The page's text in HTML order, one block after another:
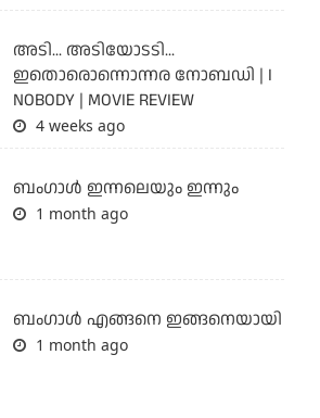
അടി... അടിയോടടി...
ഇതൊരൊന്നൊന്നര നോബഡി | I
NOBODY | MOVIE REVIEW
4 weeks ago
ബംഗാള്‍ ഇന്നലെയും ഇന്നും
1 month ago
ബം​ഗാൾ എങ്ങനെ ഇങ്ങനെയായി
1 month ago